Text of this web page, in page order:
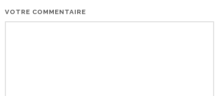
VOTRE COMMENTAIRE